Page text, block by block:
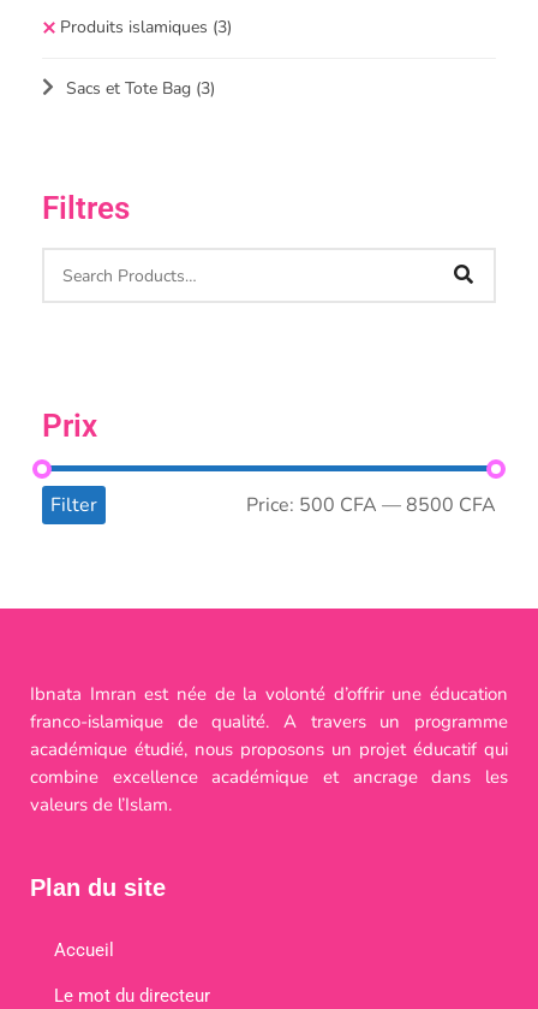
Produits islamiques (3)
Sacs et Tote Bag (3)
Filtres
Prix
Filter Price: 500 CFA —8500 CFA
Ibnata Imran est née de la volonté d’offrir une éducation
franco-islamique de qualité. A travers un programme
académique étudié, nous proposons un projet éducatif qui
combine excellence académique et ancrage dans les
valeurs de l’Islam.
Plan du site
Accueil
Le mot du directeur